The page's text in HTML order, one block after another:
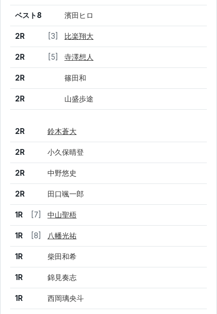
ベスト8 濱田ヒロ
2R [3] 比楽翔大
2R [5] 寺澤想人
2R 篠田和
2R 山盛歩途
結果 シード 選手名
2R 鈴木蒼大
2R 小久保晴登
2R 中野悠史
2R 田口颯一郎
1R [7] 中山聖梧
1R [8] 八幡光祐
1R 柴田和希
1R 錦見奏志
1R 西岡璃央斗